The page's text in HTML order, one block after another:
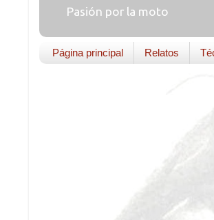
Pasión por la moto
Página principal Relatos